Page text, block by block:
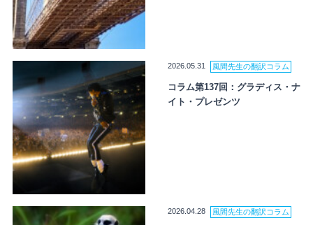
2026.05.31 風間先生の翻訳コラム
コラム第137回：グラディス・ナ
イト・プレゼンツ
2026.04.28 風間先生の翻訳コラム